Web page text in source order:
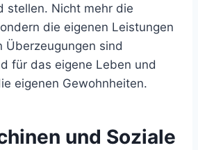
stellen. Nicht mehr die
die eigenen Leistungen
Überzeugungen sind
für das eigene Leben und
eigenen Gewohnheiten.
und Soziale